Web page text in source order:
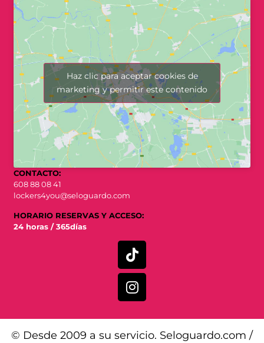
Haz clic para aceptar cookies de
marketing y permitir este contenido
CONTACTO:
608 88 08 41
lockers4you@seloguardo.com
HORARIO RESERVAS Y ACCESO:
24 horas / 365días
© Desde 2009 a su servicio. Seloguardo.com /